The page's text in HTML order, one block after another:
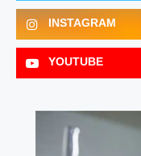
INSTAGRAM
YOUTUBE